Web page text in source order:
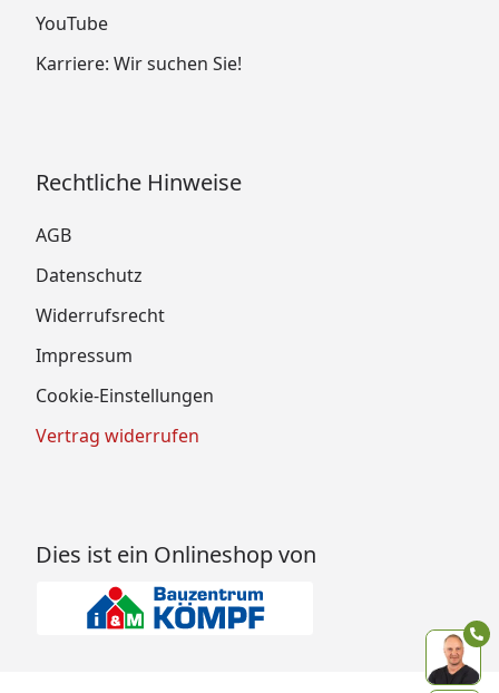
YouTube
Karriere: Wir suchen Sie!
Rechtliche Hinweise
AGB
Datenschutz
Widerrufsrecht
Impressum
Cookie-Einstellungen
Vertrag widerrufen
Dies ist ein Onlineshop von